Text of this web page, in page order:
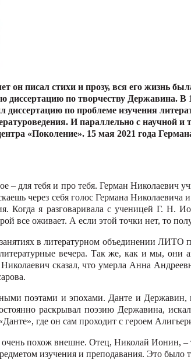
он писал стихи и прозу, вся его жизнь
по творчеству Державина. В
по проблеме изучения
И параллельно с научной
«Поколение». 15 мая 2021 года
для тебя и про тебя. Герман Николаевич
через себя голос Германа Никола­евича
Когда я разговаривала с ученицей Г. Н.
все ожи­вает. А если этой точки нет, то
в литературном объ­единении ЛИТО
вечера. Так же, как и мы,
сказал, что умерла Анна
поэтами и эпохами. Данте и
раскрывал поэзию Державина,
где он сам проходит с героем
похож внешне. Отец, Николай Ионин,
изучения и преподавания. Это